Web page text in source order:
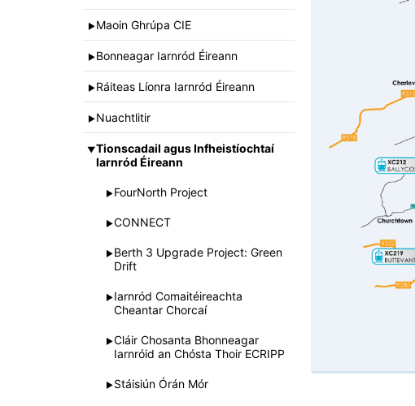
► Maoin Ghrúpa CIE
► Bonneagar Iarnród Éireann
► Ráiteas Líonra Iarnród Éireann
► Nuachtlitir
▼Tionscadail agus Infheistíochtaí
Iarnród Éireann
► FourNorth Project
►CONNECT
► Berth 3 Upgrade Project: Green
Drift
► Iarnród Comaitéireachta
Cheantar Chorcaí
►Cláir Chosanta Bhonneagar
Iarnróid an Chósta Thoir ECRIPP
► Stáisiún Órán Mór